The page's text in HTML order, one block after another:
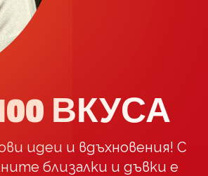
ВКУСА
идеи и вдъхновения! С
близалки и дъвки е